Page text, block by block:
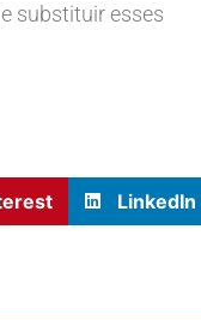
substituir esses
LinkedIn